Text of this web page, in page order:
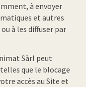
à envoyer
et autres
à les diffuser par
Sàrl peut
que le blocage
accès au Site et